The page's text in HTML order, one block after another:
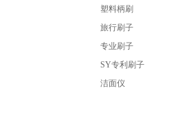
塑料柄刷
旅行刷子
专业刷子
SY专利刷子
洁面仪